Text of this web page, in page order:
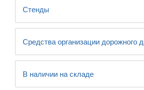
Стенды
Средства организации дорожного
В наличии на складе